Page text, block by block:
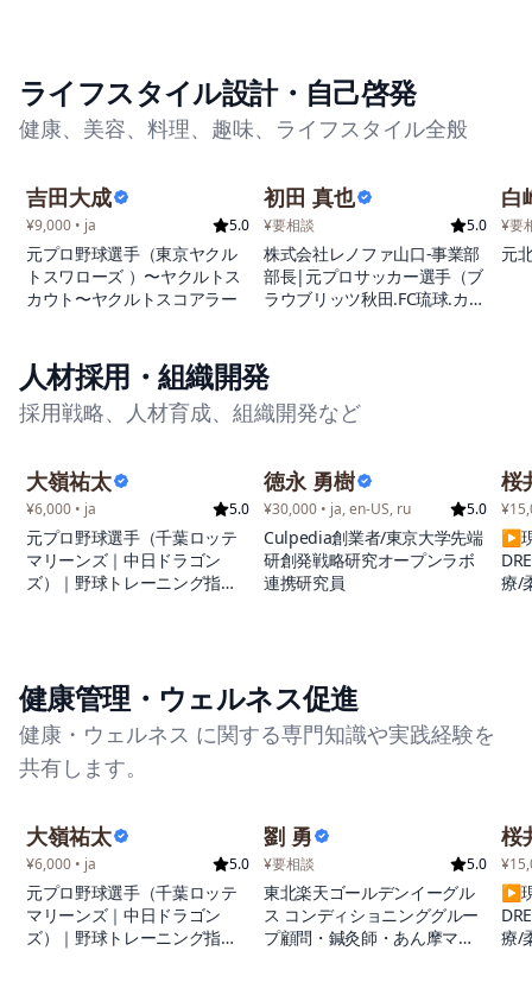
Instagramを中心に活動し、
AIを駆使したコンテンツ制作
で業界をリードしています。
動画で400万再生を記録した実
績を誇ります。 ビジネス面で
も圧倒的な実績を誇り、企業
向けSNSコンサルティングで
はクライアントの総フォロワ
ーを10万人増加させ、SNS経
現してきました。証券会社、
大手映画配給会社、ゲーム企
業、通信事業者、AI企業な
ど、業界を問わず多数の一流
います。
ァ
る
統
で
ライフスタイル設計・自己啓発
健康、美容、料理、趣味、ライフスタイル全般
吉田大成
¥9,000 • ja 5.0
元プロ野球選手（東京ヤクル
トスワローズ ）〜ヤクルトス
カウト〜ヤクルトスコアラー
初田 真也
¥要相談 5.0
株式会社レノファ山口-事業部
部長|元プロサッカー選手（ブ
ラウブリッツ秋田.FC琉球.カマ
白
¥要
元
人材採用・組織開発
採用戦略、人材育成、組織開発など
大嶺祐太
¥6,000 • ja 5.0
元プロ野球選手（千葉ロッテ
マリーンズ｜中日ドラゴン
ズ）｜野球トレーニング指導
徳永 勇樹
¥30,000 • ja, en-US, ru 5.0
Culpedia創業者/東京大学先端
研創発戦略研究オープンラボ
連携研究員
桜
▶︎
療/
師
ジ
ー
健康管理・ウェルネス促進
健康・ウェルネス に関する専門知識や実践経験を
共有します。
大嶺祐太
¥6,000 • ja 5.0
元プロ野球選手（千葉ロッテ
マリーンズ｜中日ドラゴン
ズ）｜野球トレーニング指導
劉 勇
¥要相談 5.0
東北楽天ゴールデンイーグル
ス コンディショニンググルー
プ顧問・鍼灸師・あん摩マッ
桜
▶︎
療/